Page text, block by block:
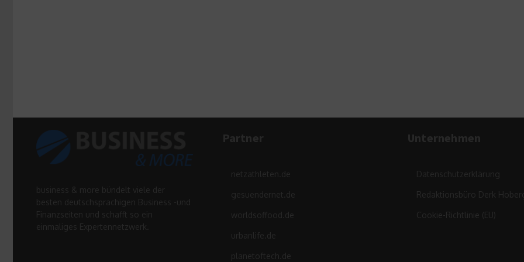
business & more bündelt viele der
besten deutschsprachigen Business -und
Finanzseiten und schafft so ein
einmaliges Expertennetzwerk.
Partner
netzathleten.de
gesuendernet.de
worldsoffood.de
urbanlife.de
planetoftech.de
Unternehmen
Datenschutzerklärung
Redaktionsbüro Derk
Cookie-Richtlinie (EU)